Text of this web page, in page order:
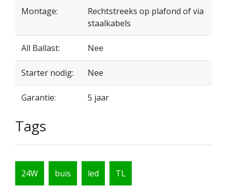
Montage:
Rechtstreeks op plafond of via
staalkabels
All Ballast: Nee
Starter nodig: Nee
Garantie: 5 jaar
Tags
24W buis led TL